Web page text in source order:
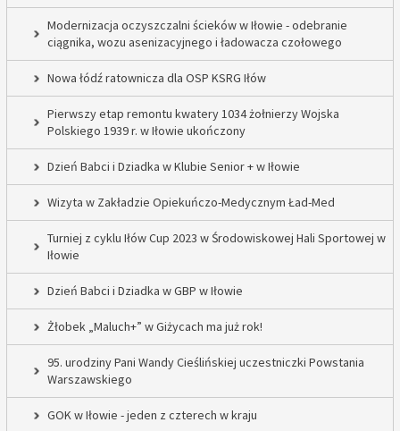
Modernizacja oczyszczalni ścieków w Iłowie - odebranie
ciągnika, wozu asenizacyjnego i ładowacza czołowego
Nowa łódź ratownicza dla OSP KSRG Iłów
Pierwszy etap remontu kwatery 1034 żołnierzy Wojska
Polskiego 1939 r. w Iłowie ukończony
Dzień Babci i Dziadka w Klubie Senior + w Iłowie
Wizyta w Zakładzie Opiekuńczo-Medycznym Ład-Med
Turniej z cyklu Iłów Cup 2023 w Środowiskowej Hali Sportowej w
Iłowie
Dzień Babci i Dziadka w GBP w Iłowie
Żłobek „Maluch+” w Giżycach ma już rok!
95. urodziny Pani Wandy Cieślińskiej uczestniczki Powstania
Warszawskiego
GOK w Iłowie - jeden z czterech w kraju